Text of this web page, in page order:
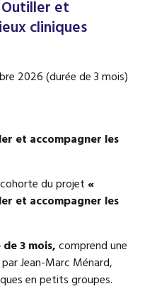
Outiller et
cliniques
2026 (durée de 3 mois)
et accompagner les
cohorte du projet «
et accompagner les
de 3 mois, comprend une
Jean-Marc Ménard,
en petits groupes.